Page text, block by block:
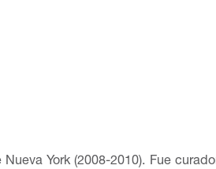
York (2008-2010). Fue